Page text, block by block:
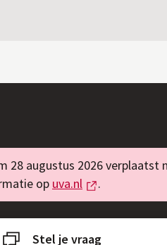
28 augustus 2026 verplaatst
op uva.nl Externe link
.
Stel je vraag